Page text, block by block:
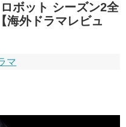
ボット シーズン2全
海外ドラマレビュ
マ